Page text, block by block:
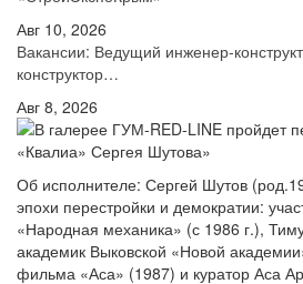
Авг 10, 2026
Вакансии: Ведущий инженер-
конструктор…
Авг 8, 2026
Об исполнителе: Сергей Шутов
эпохи перестройки и демократии:
«Народная механика» (с 1986 г.),
академик Выковской «Новой
фильма «Аса» (1987) и куратор Аса